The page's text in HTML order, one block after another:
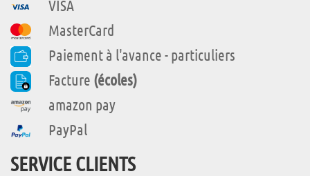
VISA
MasterCard
Paiement à l'avance - particuliers
Facture (écoles)
amazon pay
PayPal
SERVICE CLIENTS